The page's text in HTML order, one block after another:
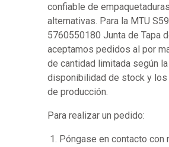
confiable de empaquetaduras
alternativas. Para la MTU
5760550180 Junta de Tapa
aceptamos pedidos al por
de cantidad limitada según la
disponibilidad de stock y los
de producción.
Para realizar un pedido:
Póngase en contacto con